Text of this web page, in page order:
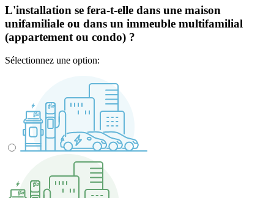
L'installation se fera-t-elle dans une maison
unifamiliale ou dans un immeuble multifamilial
(appartement ou condo) ?
Sélectionnez une option: